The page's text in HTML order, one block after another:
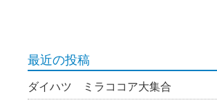
最近の投稿
ダイハツ ミラココア大集合